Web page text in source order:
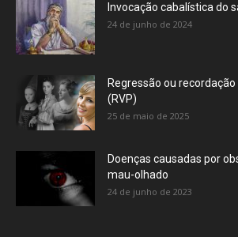
Invocação cabalística do
24 de junho de 2024
Regressão ou
(RVP)
25 de maio de 2025
Doenças causadas por
mau-olhado
24 de junho de 2023